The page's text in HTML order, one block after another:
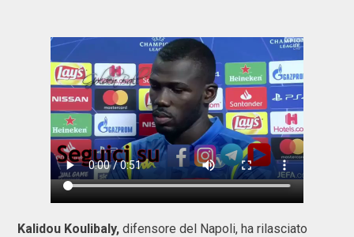
Kalidou Koulibaly, difensore del Napoli, ha rilasciato